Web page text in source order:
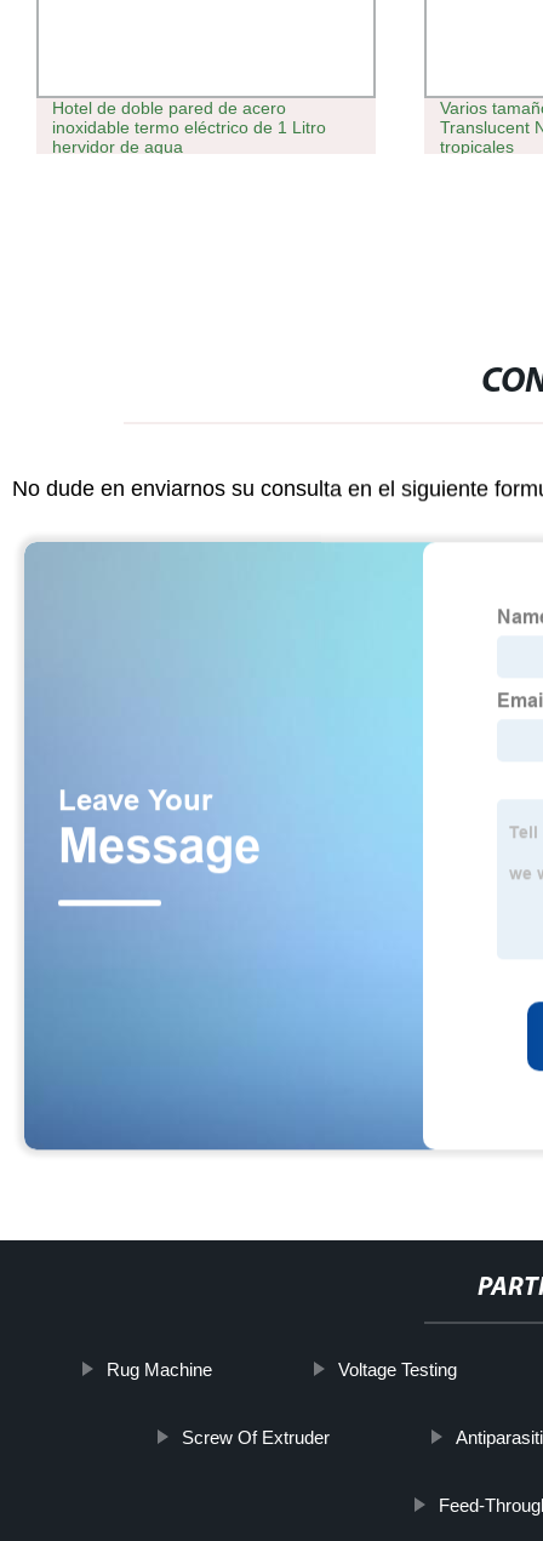
Hotel de doble pared de acero
inoxidable termo eléctrico de 1 Litro
hervidor de agua
Varios
Translucent
tropicales
No dude en enviarnos su consulta en el siguiente
Rug Machine Voltage Testing
Screw Of Extruder
Feed-